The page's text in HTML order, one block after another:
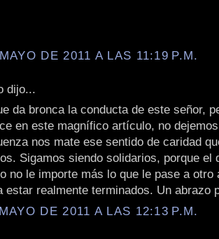
DE 2011 A LAS 11:19 P.M.
dijo...
da bronca la conducta de este señor,
en este magnífico artículo, no
nos mate ese sentido de caridad
Sigamos siendo solidarios, porque el
no le importe más lo que le pase a otro
estar realmente terminados. Un abrazo
DE 2011 A LAS 12:13 P.M.